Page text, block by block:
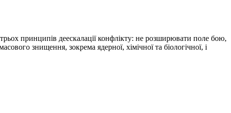
принципів деескалації конфлікту: не розширювати поле бою,
знищення, зокрема ядерної, хімічної та біологічної, і